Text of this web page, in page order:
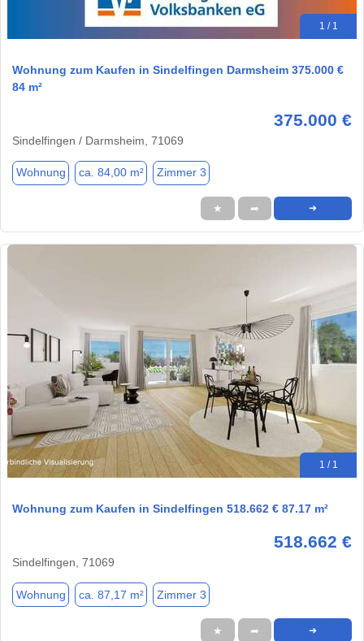
1 / 1
Wohnung zum Kaufen in Sindelfingen Darmsheim 375.000 €
84 m²
375.000 €
Sindelfingen / Darmsheim, 71069
Wohnung ca. 84,00 m² Zimmer 3
★ ➦ ➜
1 / 1
Wohnung zum Kaufen in Sindelfingen 518.662 € 87.17 m²
518.662 €
Sindelfingen, 71069
Wohnung ca. 87,17 m² Zimmer 3
★ ➦ ➜